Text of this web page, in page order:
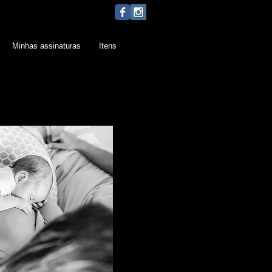
Minhas assinaturas Itens